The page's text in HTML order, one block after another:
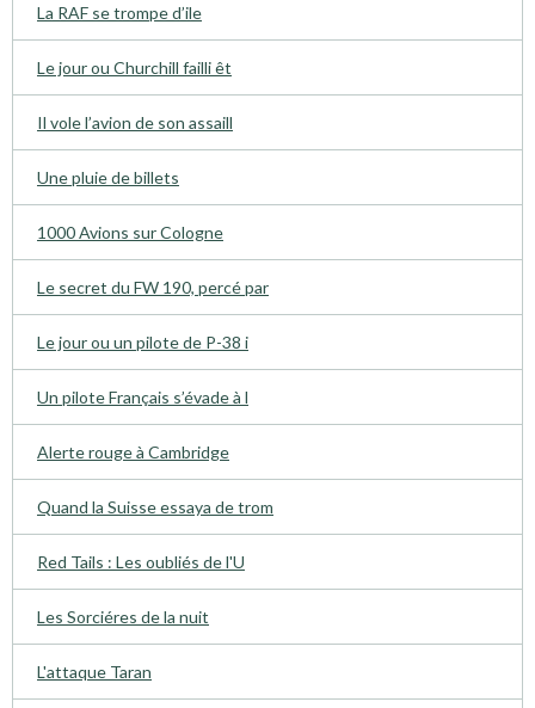
La RAF se trompe d’ile
Le jour ou Churchill failli êt
Il vole l’avion de son assaill
Une pluie de billets
1000 Avions sur Cologne
Le secret du FW 190, percé par
Le jour ou un pilote de P-38 i
Un pilote Français s’évade à l
Alerte rouge à Cambridge
Quand la Suisse essaya de trom
Red Tails : Les oubliés de l'U
Les Sorciéres de la nuit
L'attaque Taran